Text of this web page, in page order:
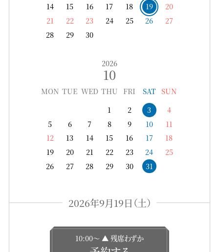
14
15 16 17 18 19
20
21
22 23 24 25 26
27
28
29 30
2026
10
MON TUE WED THU FRI SAT SUN
1
2 3
4
5
6 7 8 9 10
11
12
13 14 15 16 17
18
19
20 21 22 23 24
25
26
27 28 29 30 31
2026年9月19日（土）
10:00〜 ▲ 残席わずか